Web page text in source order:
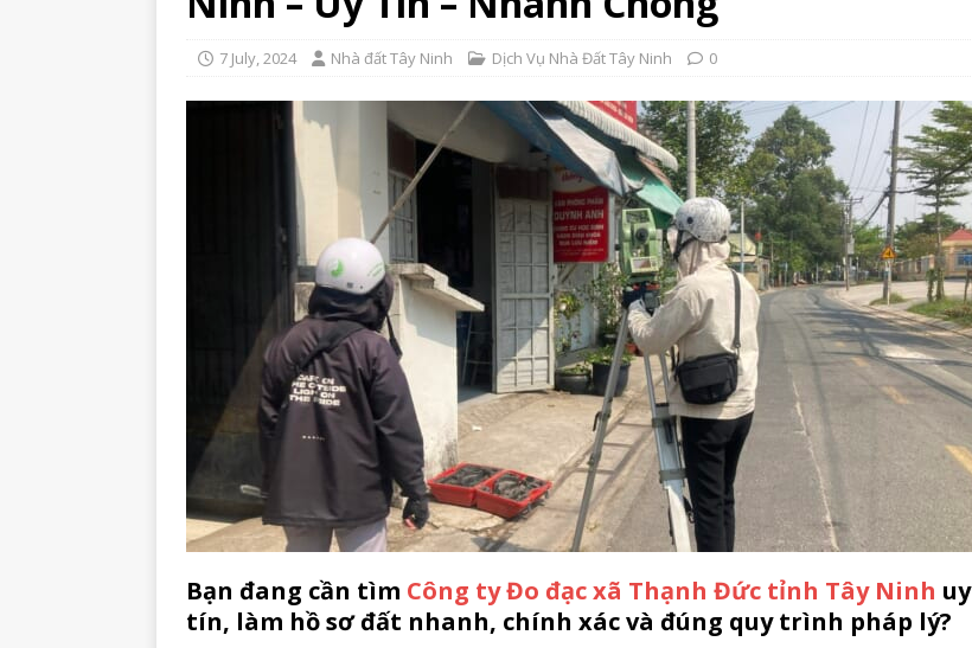
7 July, 2024 Nhà đất Tây Ninh Dịch Vụ Nhà Đất Tây Ninh 0
Bạn đang cần tìm Công ty Đo đạc xã Thạnh Đức tỉnh Tây Ninh uy
tín, làm hồ sơ đất nhanh, chính xác và đúng quy trình pháp lý?